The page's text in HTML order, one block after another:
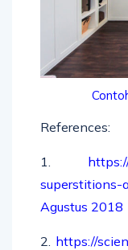
References:
1.
Agustus 2018
2. https://